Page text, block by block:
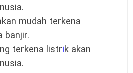
mudah terkena
banjir.
terkena listrik akan